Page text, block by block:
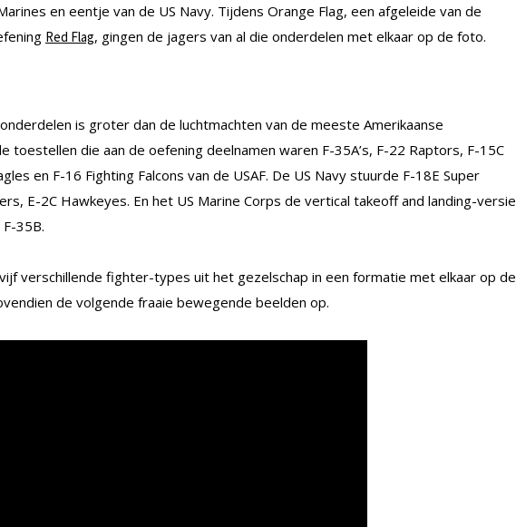
en eentje van de US Navy. Tijdens Orange Flag, een afgeleide van de
Red Flag, gingen de jagers van al die onderdelen met elkaar op de foto.
is groter dan de luchtmachten van de meeste Amerikaanse
toestellen die aan de oefening deelnamen waren F-35A’s, F-22 Raptors, F-15C
en F-16 Fighting Falcons van de USAF. De US Navy stuurde F-18E Super
E-2C Hawkeyes. En het US Marine Corps de vertical takeoff and landing-versie
F-35B.
verschillende fighter-types uit het gezelschap in een formatie met elkaar op de
de volgende fraaie bewegende beelden op.